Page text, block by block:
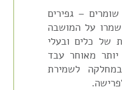
– גפירים
על המושבה
של כלים ובעלי
מאוחר עבד
לשמירת